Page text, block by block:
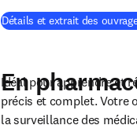
Détails et extrait des
En
Idéal pour apprendre et
précis et complet. Votre
la surveillance des